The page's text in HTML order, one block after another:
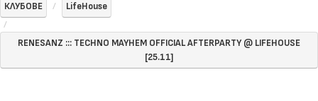
КЛУБОВЕ LifeHouse
RENESANZ ::: TECHNO MAYHEM OFFICIAL AFTERPARTY @ LIFEHOUSE
[25.11]